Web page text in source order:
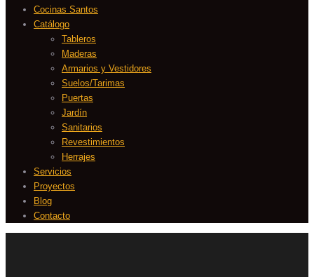
Cocinas Santos
Catálogo
Tableros
Maderas
Armarios y Vestidores
Suelos/Tarimas
Puertas
Jardín
Sanitarios
Revestimientos
Herrajes
Servicios
Proyectos
Blog
Contacto